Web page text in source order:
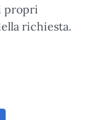
propri
richiesta.